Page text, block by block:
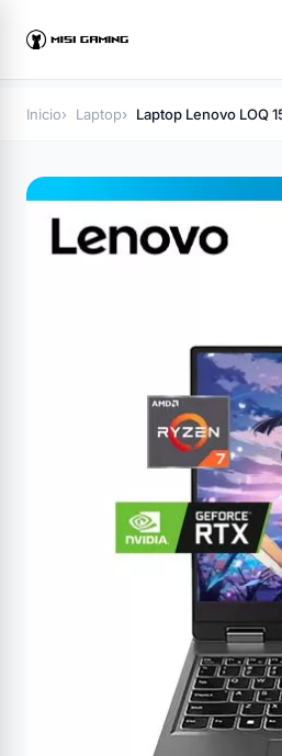
Inicio Laptop Laptop Lenovo LOQ